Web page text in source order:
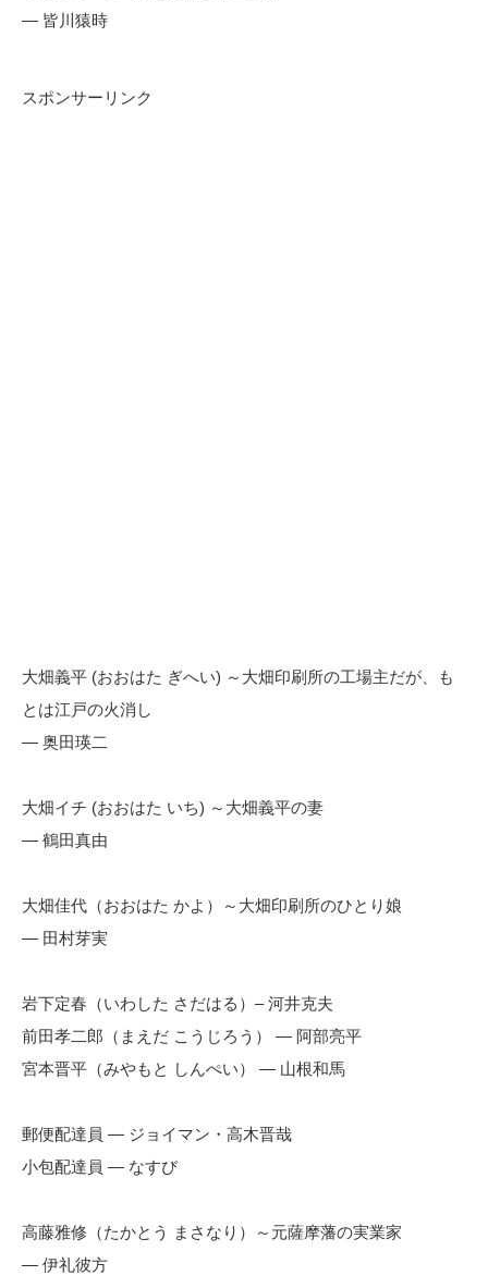
— 皆川猿時
スポンサーリンク
大畑義平 (おおはた ぎへい) ～大畑印刷所の工場主だが、も
とは江戸の火消し
— 奥田瑛二
大畑イチ (おおはた いち) ～大畑義平の妻
— 鶴田真由
大畑佳代（おおはた かよ）～大畑印刷所のひとり娘
— 田村芽実
岩下定春（いわした さだはる）– 河井克夫
前田孝二郎（まえだ こうじろう） — 阿部亮平
宮本晋平（みやもと しんぺい） — 山根和馬
郵便配達員 — ジョイマン・高木晋哉
小包配達員 — なすび
高藤雅修（たかとう まさなり）～元薩摩藩の実業家
— 伊礼彼方